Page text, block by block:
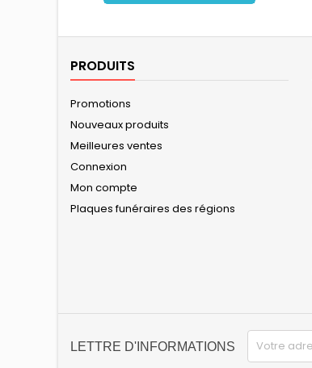
PRODUITS
Promotions
Nouveaux produits
Meilleures ventes
Connexion
Mon compte
Plaques funéraires des régions
LETTRE D'INFORMATIONS